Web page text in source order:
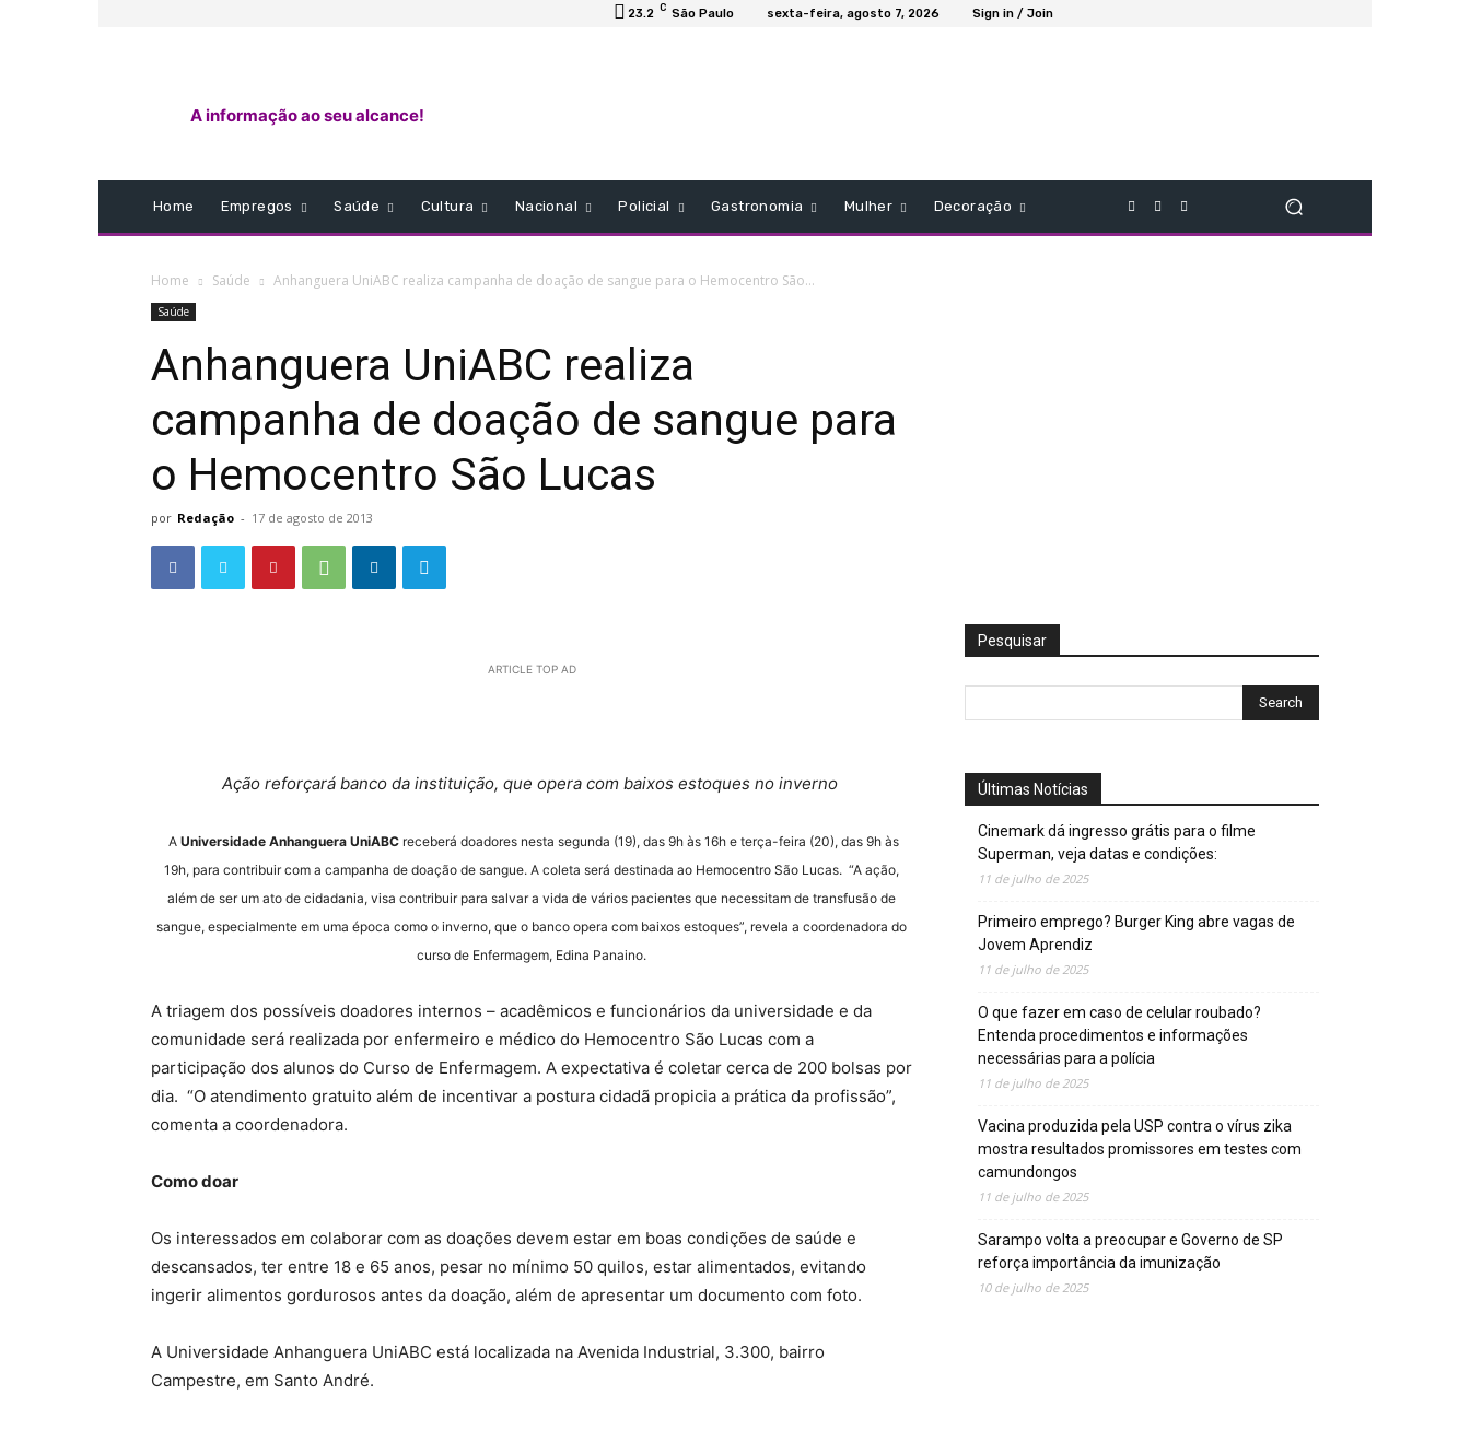
23.2 C São Paulo sexta-feira, agosto 7, 2026 Sign in / Join
A informação ao seu alcance!
Home Empregos Saúde Cultura Nacional Policial Gastronomia Mulher Decoração
Home Saúde Anhanguera UniABC realiza campanha de doação de sangue para o Hemocentro São...
Saúde
Anhanguera UniABC realiza
campanha de doação de sangue para
o Hemocentro São Lucas
por Redação - 17 de agosto de 2013
ARTICLE TOP AD
Ação reforçará banco da instituição, que opera com baixos estoques no inverno
A Universidade Anhanguera UniABC receberá doadores nesta segunda (19), das 9h às 16h e terça-feira (20), das 9h às
19h, para contribuir com a campanha de doação de sangue. A coleta será destinada ao Hemocentro São Lucas. “A ação,
além de ser um ato de cidadania, visa contribuir para salvar a vida de vários pacientes que necessitam de transfusão de
sangue, especialmente em uma época como o inverno, que o banco opera com baixos estoques”, revela a coordenadora do
curso de Enfermagem, Edina Panaino.
A triagem dos possíveis doadores internos – acadêmicos e funcionários da universidade e da
comunidade será realizada por enfermeiro e médico do Hemocentro São Lucas com a
participação dos alunos do Curso de Enfermagem. A expectativa é coletar cerca de 200 bolsas por
dia. “O atendimento gratuito além de incentivar a postura cidadã propicia a prática da profissão”,
comenta a coordenadora.
Como doar
Os interessados em colaborar com as doações devem estar em boas condições de saúde e
descansados, ter entre 18 e 65 anos, pesar no mínimo 50 quilos, estar alimentados, evitando
ingerir alimentos gordurosos antes da doação, além de apresentar um documento com foto.
A Universidade Anhanguera UniABC está localizada na Avenida Industrial, 3.300, bairro
Campestre, em Santo André.
Pesquisar
Últimas Notícias
Cinemark dá ingresso grátis para o filme
Superman, veja datas e condições:
11 de julho de 2025
Primeiro emprego? Burger King abre vagas de
Jovem Aprendiz
11 de julho de 2025
O que fazer em caso de celular roubado?
Entenda procedimentos e informações
necessárias para a polícia
11 de julho de 2025
Vacina produzida pela USP contra o vírus zika
mostra resultados promissores em testes com
camundongos
11 de julho de 2025
Sarampo volta a preocupar e Governo de SP
reforça importância da imunização
10 de julho de 2025